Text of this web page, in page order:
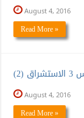
August 4, 2016
Read More »
(2)
August 4, 2016
Read More »